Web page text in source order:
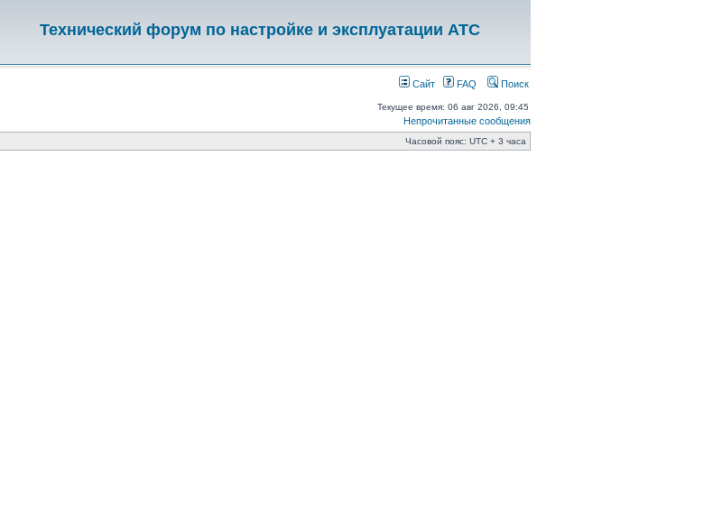
Технический форум по настройке и эксплуатации АТС
Сайт FAQ Поиск
Текущее время: 06 авг 2026, 09:45
Непрочитанные сообщения
Часовой пояс: UTC + 3 часа